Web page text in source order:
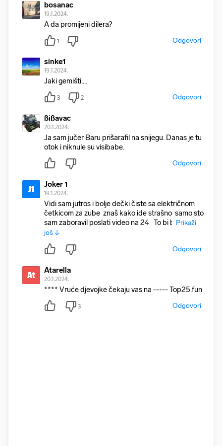
bosanac
19.1.2024.
A da promijeni dilera?
1 Odgovori
sinke1
19.1.2024.
Jaki gemišti....
3 2 Odgovori
ßißavac
20.1.2024.
Ja sam jučer Baru prišarafil na snijegu. Danas je tu
otok i niknule su visibabe.
Odgovori
J1 Joker 1
19.1.2024.
Vidi sam jutros i bolje dečki čiste sa električnom
četkicom za zube znaš kako ide strašno samo sto
sam zaboravil poslati video na 24 To bi b Prikaži
još ↓
Odgovori
At Atarella
20.1.2024.
**** Vruće djevojke čekaju vas na ----- Top25.fun
3 Odgovori